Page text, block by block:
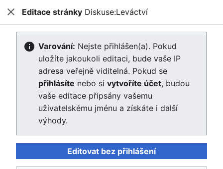
Enviwiki
Vytváření Diskuse:Leváctví
Editor se nyní načte. Pokud tuto zprávu stále vidíte po
několika sekundách, prosímobnovte stránku .
Zpět na stránku „Leváctví“.
ZavřítEditace stránky Diskuse:Leváctví
Varování: Nejste přihlášen(a). Pokud
uložíte jakoukoli editaci, bude vaše IP
adresa veřejně viditelná. Pokud se
přihlásíte nebo si vytvoříte účet, budou
vaše editace připsány vašemu
uživatelskému jménu a získáte i další
výhody.
Editovat bez přihlášení